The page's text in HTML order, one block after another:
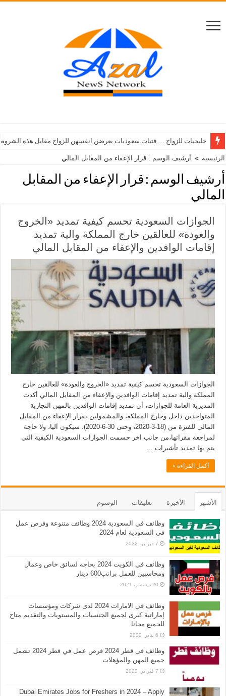
خليجيات للزواج … فتيات سعوديات يعرضن انفسهن للزواج مقابل هذه
الرئيسية » أرشيف الوسم : قرار الإعفاء من المقابل المالي
أرشيف الوسم : قرار الإعفاء من المقابل
المالي
الجوازات السعودية تحسم كيفية تمديد «الخروج
والعودة» للعالقين خارج المملكة والية تمديد
إقامات الوافدين والإعفاء من المقابل المالي
الجوازات السعودية تحسم كيفية تمديد «الخروج والعودة» للعالقين خارج
المملكة والية تمديد إقامات الوافدين والإعفاء من المقابل المالي أكدت
المديرية العامة للجوازات، أن تمديد إقامات الوافدين بالمهن التجارية
المتواجدين داخل وخارج المملكة، والمشمولين بقرار الإعفاء من المقابل
المالي للفترة من (18-3-2020، وحتى 30-6-2020)، سيكون آليا، ولا حاجة
لمراجعة مقراتها،من جانب اخر حسمت الجوازات السعودية الكيفية التي
يتم بها تمديد تأشيرات …
أكمل القراءة »
الأشهر الأخيرة تعليقات الوسوم
وظائف في السعودية 2024 وظائف متنوعة وفرص عمل
في السعودية لعام 2024
7 فبراير، 2022
وظائف في الكويت 2024 بحاجه لسائق خاص وعمال
ومحاسبين للعمل براتب600 دينار
20 ديسمبر، 2021
وظائف في الامارات 2024 لدى شركات ومؤسسات
إماراتية كبرى لجميع الجنسيات والمستويات والتقديم متاح
للجميع مجانا
6 يناير، 2022
وظائف في قطر 2024 فرص عمل في قطر 2024 تشمل
جميع المهن والمؤهلات
7 فبراير، 2022
Dubai Emirates Jobs for Freshers in 2024 – Apply